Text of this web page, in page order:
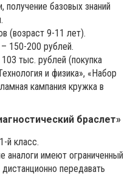
базовых знаний
(возраст 9-11 лет).
150-200 рублей.
103 тыс. рублей (покупка
и физика», «Набор
кампания кружка в
браслет»
й класс.
аналоги имеют ограниченный
передавать